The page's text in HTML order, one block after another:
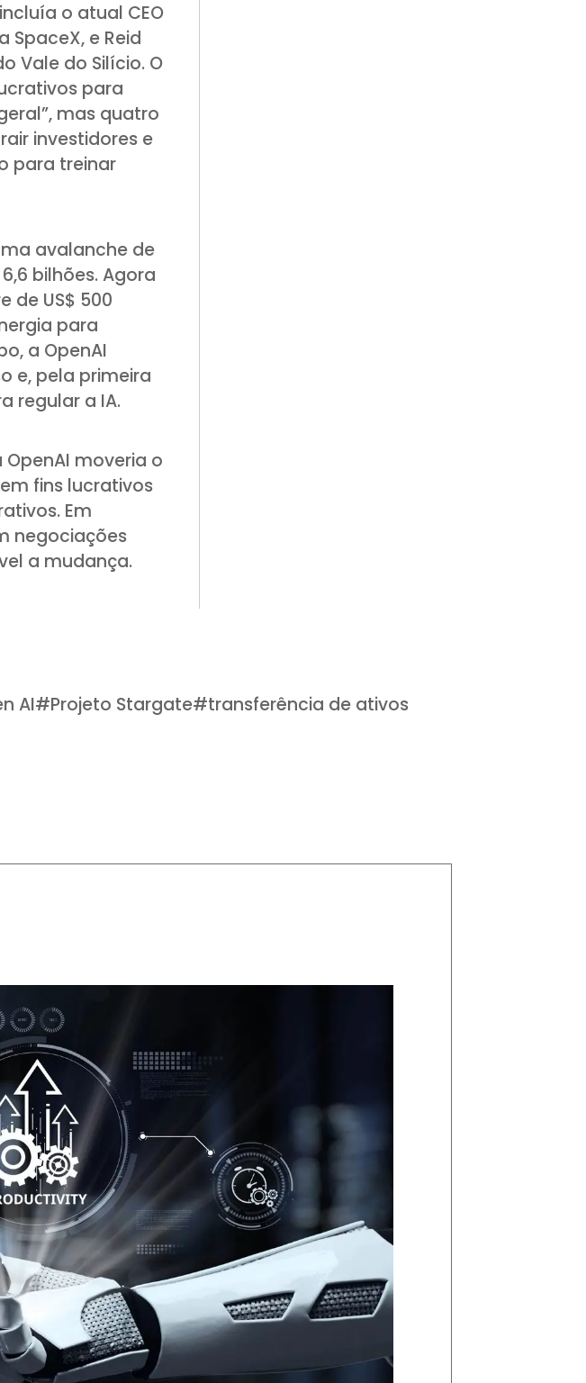
o atual CEO
SpaceX, e Reid
Vale do Silício. O
para
mas quatro
investidores e
para treinar
avalanche de
bilhões. Agora
de US$ 500
para
a OpenAI
e, pela primeira
regular a IA.
moveria o
fins lucrativos
Em
negociações
a mudança.
AI#Projeto Stargate#transferência de ativos